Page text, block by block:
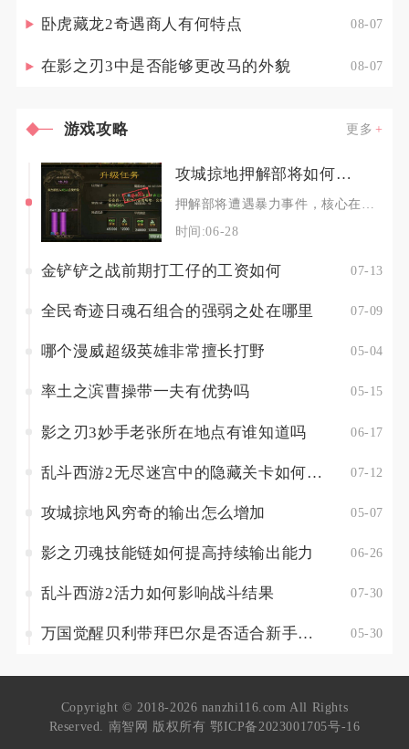
卧虎藏龙2奇遇商人有何特点 08-07
在影之刃3中是否能够更改马的外貌 08-07
游戏攻略 更多
攻城掠地押解部将如何应对暴力事件
时间:06-28
金铲铲之战前期打工仔的工资如何 07-13
全民奇迹日魂石组合的强弱之处在哪里 07-09
哪个漫威超级英雄非常擅长打野 05-04
率土之滨曹操带一夫有优势吗 05-15
影之刃3妙手老张所在地点有谁知道吗 06-17
乱斗西游2无尽迷宫中的隐藏关卡如何触发 07-12
攻城掠地风穷奇的输出怎么增加 05-07
影之刃魂技能链如何提高持续输出能力 06-26
乱斗西游2活力如何影响战斗结果 07-30
万国觉醒贝利带拜巴尔是否适合新手玩家 05-30
Copyright © 2018-2026 nanzhi116.com All Rights
Reserved. 南智网 版权所有 鄂ICP备2023001705号-16